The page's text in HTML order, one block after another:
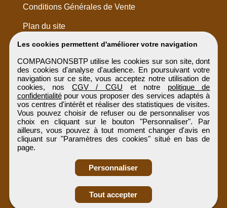
Obtenir ses
coordonnées
Les cookies permettent d'améliorer votre navigation
COMPAGNONSBTP utilise les cookies sur son site, dont
des cookies d'analyse d'audience. En poursuivant votre
navigation sur ce site, vous acceptez notre utilisation de
cookies, nos CGV / CGU et notre politique de
confidentialitépour vous proposer des services adaptés à
vos centres d'intérêt et réaliser des statistiques de visites.
Vous pouvez choisir de refuser ou de personnaliser vos
choix en cliquant sur le bouton "Personnaliser". Par
ailleurs, vous pouvez à tout moment changer d'avis en
cliquant sur "Paramètres des cookies" situé en bas de
page.
Personnaliser
Tout accepter
Conditions Générales de Vente
Plan du site
COMPAGNONSBTP